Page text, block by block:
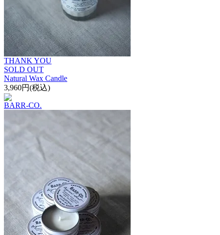
THANK YOU
SOLD OUT
Natural Wax Candle
3,960円(税込)
BARR-CO.